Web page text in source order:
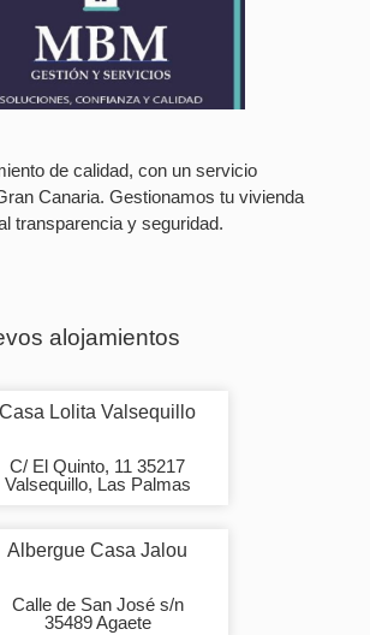
de calidad, con un servicio
Canaria. Gestionamos tu vivienda
transparencia y seguridad.
alojamientos
Casa Lolita Valsequillo
C/ El Quinto, 11 35217
Valsequillo, Las Palmas
Albergue Casa Jalou
Calle de San José s/n
35489 Agaete